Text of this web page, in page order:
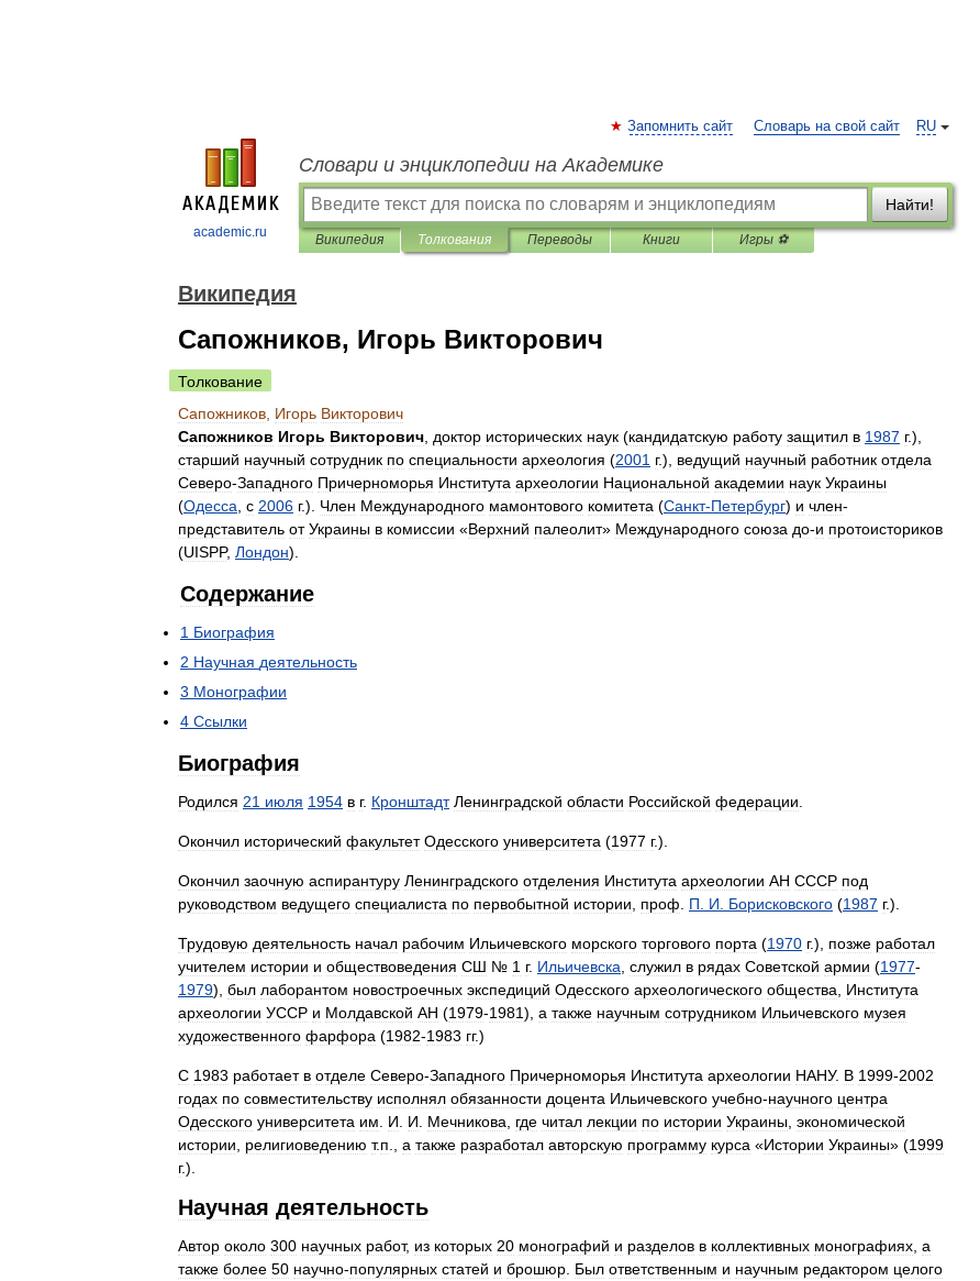
academic.ru
RU
Запомнить сайт Словарь на свой сайт
Словари и энциклопедии на Академике
Найти!
Википедия Толкования Переводы Книги Игры ⚽
Википедия
Сапожников, Игорь Викторович
Толкование
Сапожников Игорь Викторович
Сапожников Игорь Викторович доктор исторических наук (кандидатскую работу защитил в 1987 г.),
старший научный сотрудник по специальности археология (2001 г.), ведущий научный работник отдела
Северо-Западного Причерноморья Института археологии Национальной академии наук Украины
(Одесса с 2006 г.). Член Международного мамонтового комитета (Санкт-Петербург) и член-
представитель от Украины в комиссии «Верхний палеолит» Международного союза до-и протоисториков
(UISPP, Лондон).
Содержание
1 Биография
2 Научная деятельность
3 Монографии
4 Ссылки
Биография
Родился 21 июля 1954 в г. Кронштадт Ленинградской области Российской федерации
Окончил исторический факультет Одесского университета (1977 г.).
Окончил заочную аспирантуру Ленинградского отделения Института археологии АН СССР под
руководством ведущего специалиста по первобытной истории проф П И Борисковского (1987 г.).
Трудовую деятельность начал рабочим Ильичевского морского торгового порта (1970 г.), позже работал
учителем истории и обществоведения СШ № 1 г. Ильичевска служил в рядах Советской армии (1977-
1979), был лаборантом новостроечных экспедиций Одесского археологического общества
Института
археологии УССР и Молдавской АН (1979-1981), а также научным сотрудником Ильичевского музея
художественного фарфора (1982-1983 гг.)
С 1983 работает в отделе Северо-Западного Причерноморья Института археологии НАНУ. В 1999-2002
годах по совместительству исполнял обязанности доцента Ильичевского учебно-научного центра
Одесского университета им И И Мечникова где читал лекции по истории Украины экономической
истории
религиоведению т.п а также разработал авторскую программу курса «Истории Украины» (1999
г.).
Научная деятельность
Автор около 300 научных работ, из которых 20 монографий и разделов в коллективных монографиях а
также более 50 научно-популярных статей и брошюр Был ответственным и научным редактором целого